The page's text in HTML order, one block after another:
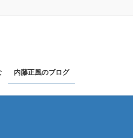
内藤正風のブログ